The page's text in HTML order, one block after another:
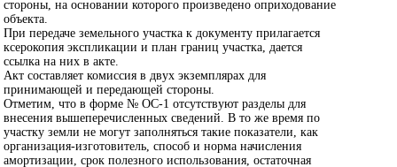
стороны, на основании которого произведено оприходование
объекта.
При передаче земельного участка к документу прилагается
ксерокопия экспликации и план границ участка, дается
ссылка на них в акте.
Акт составляет комиссия в двух экземплярах для
принимающей и передающей стороны.
Отметим, что в форме № ОС-1 отсутствуют разделы для
внесения вышеперечисленных сведений. В то же время по
участку земли не могут заполняться такие показатели, как
организация-изготовитель, способ и норма начисления
амортизации, срок полезного использования, остаточная